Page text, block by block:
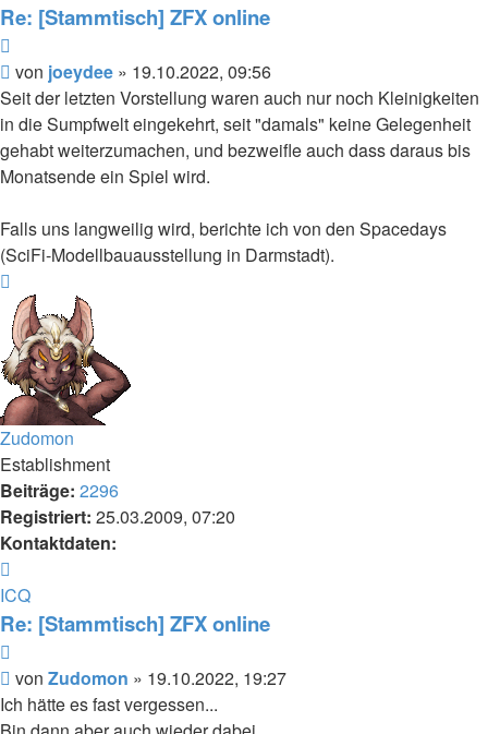
joeydee
Re: [Stammtisch] ZFX online
Beitrag
von joeydee » 19.10.2022, 09:56
Seit der letzten Vorstellung waren auch nur noch Kleinigkeiten
in die Sumpfwelt eingekehrt, seit "damals" keine Gelegenheit
gehabt weiterzumachen, und bezweifle auch dass daraus bis
Monatsende ein Spiel wird.
Falls uns langweilig wird, berichte ich von den Spacedays
(SciFi-Modellbauausstellung in Darmstadt).
oben
Zudomon
Establishment
Beiträge: 2296
Registriert: 25.03.2009, 07:20
Kontaktdaten:
von
Zudomon
ICQ
Re: [Stammtisch] ZFX online
Beitrag
von Zudomon » 19.10.2022, 19:27
Ich hätte es fast vergessen...